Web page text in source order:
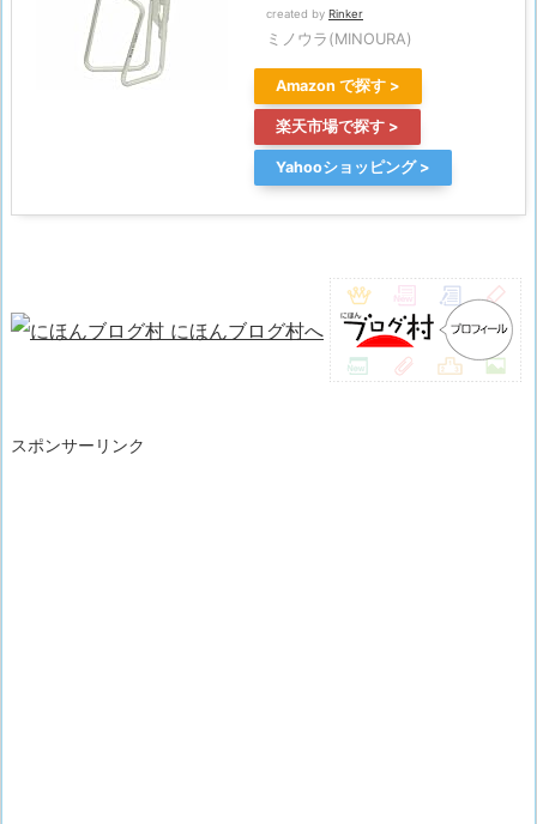
created by Rinker
ミノウラ(MINOURA)
Amazon
楽天市場
Yahooショッピング
スポンサーリンク